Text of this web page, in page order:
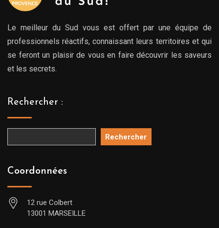
Le meilleur du Sud vous est offert par une équipe de
professionnels réactifs, connaissant leurs territoires et qui
se feront un plaisir de vous en faire découvrir les saveurs
et les secrets.
Rechercher :
Rechercher
Coordonnées
12 rue Colbert
13001 MARSEILLE